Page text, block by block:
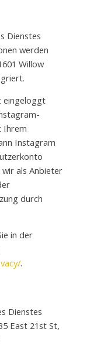
Dienstes
werden
Willow
eingeloggt
Ihrem
Instagram
als Anbieter
durch
in der
.
Dienstes
East 21st St,